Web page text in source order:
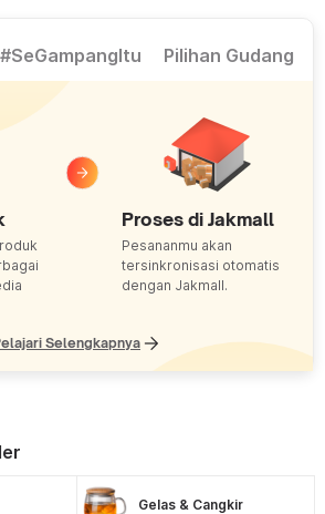
#SeGampangItu Pilihan Gudang
Proses di Jakmall
Pesananmu akan
tersinkronisasi otomatis
dengan Jakmall.
Selengkapnya arrow_forward
Gelas & Cangkir